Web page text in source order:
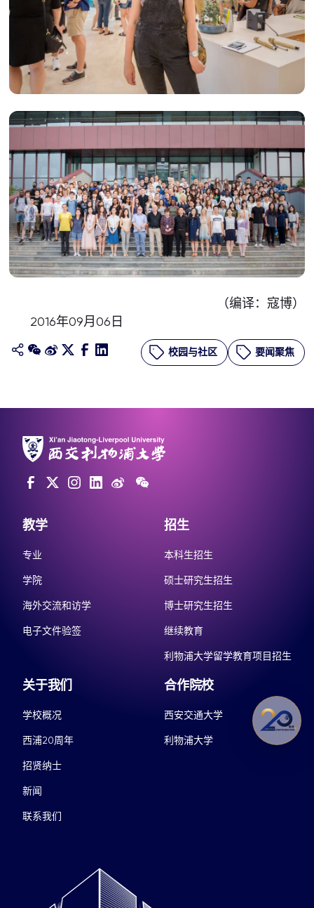
（编译：寇博）
2016年09月06日
校园与社区 要闻聚焦
教学
专业
学院
海外交流和访学
电子文件验签
招生
本科生招生
硕士研究生招生
博士研究生招生
继续教育
利物浦大学留学教育项目招生
关于我们
学校概况
西浦20周年
招贤纳士
新闻
联系我们
合作院校
西安交通大学
利物浦大学